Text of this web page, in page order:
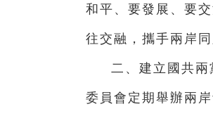
和平、要發展、要
往交融，攜手兩岸
二、建立國共
委員會定期舉辦兩